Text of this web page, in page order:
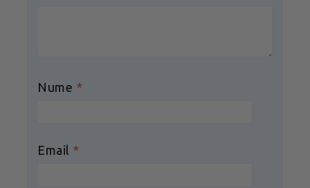
Nume *
Email *